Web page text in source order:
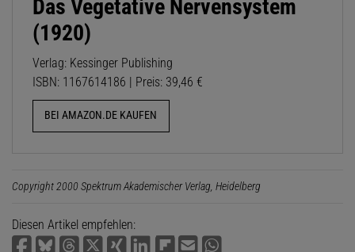
Das Vegetative Nervensystem
(1920)
Verlag: Kessinger Publishing
ISBN: 1167614186 | Preis: 39,46 €
BEI AMAZON.DE KAUFEN
Copyright 2000 Spektrum Akademischer Verlag, Heidelberg
Diesen Artikel empfehlen: